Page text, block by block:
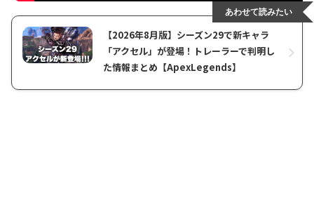
【2026年8月版】シーズン29で新キャラ
「アクセル」が登場！トレーラーで判明し
た情報まとめ【ApexLegends】
あわせて読みたい